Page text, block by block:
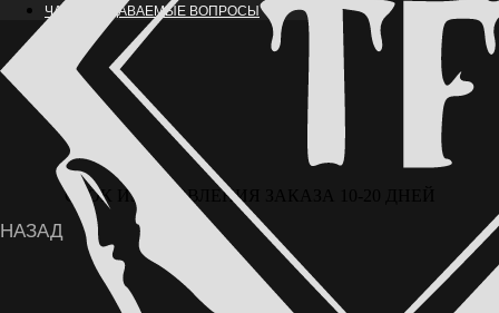
ЧАСТО ЗАДАВАЕМЫЕ ВОПРОСЫ
СРОК ИЗГОТОВЛЕНИЯ ЗАКАЗА 10-20 ДНЕЙ